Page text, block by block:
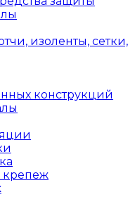
изоленты, сетки,
конструкций
крепеж